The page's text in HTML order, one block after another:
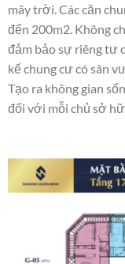
mây trời. Các căn
đến 200m2. Không
đảm bảo sự riêng tư
kế chung cư có sân
Tạo ra không gian
đối với mỗi chủ sở